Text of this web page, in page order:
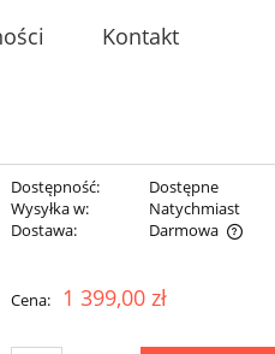
Kontakt
Dostępność:
Dostępne
Wysyłka w:
Natychmiast
Dostawa:
Darmowa
płatności
Cena: 1 399,00 zł